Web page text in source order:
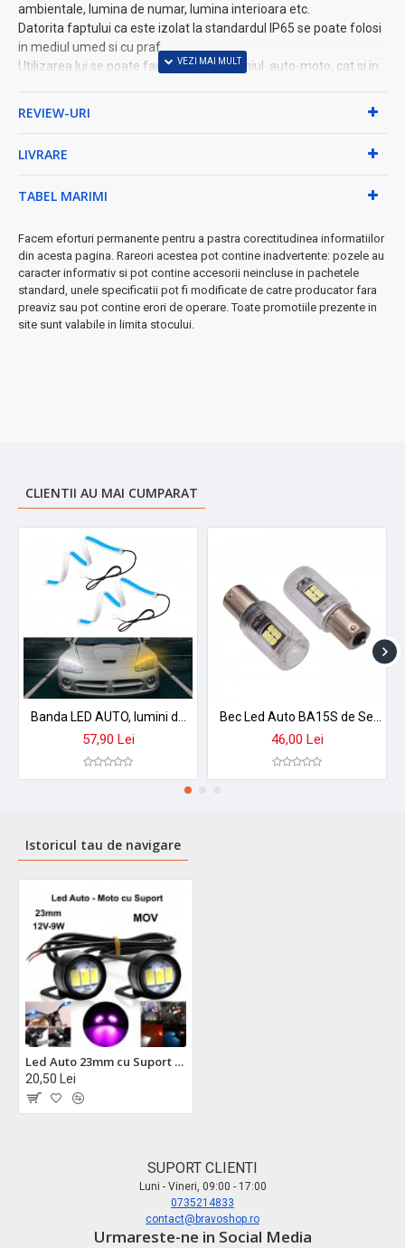
ambientale, lumina de numar, lumina interioara etc.
Datorita faptului ca este izolat la standardul IP65 se poate folosi
in mediul umed si cu praf.
Utilizarea lui se poate face atat in domeniul auto-moto, cat si in
Tensiune de alimentare: 12V
Diametru Ochi: 18 mm
Diametru Filet: 10 mm
Lungime Capilar: 20 mm
Lungime cablu: 500 mm (50 cm)
Culoare de lumina: Mov
Conținut pachet:
1 x Led Auto 23mm cu Suport/12V-9W, 2 Buc/Set.
REVIEW-URI
LIVRARE
TABEL MARIMI
Facem eforturi permanente pentru a pastra corectitudinea informatiilor
din acesta pagina. Rareori acestea pot contine inadvertente: pozele au
caracter informativ si pot contine accesorii neincluse in pachetele
standard, unele specificatii pot fi modificate de catre producator fara
preaviz sau pot contine erori de operare. Toate promotiile prezente in
site sunt valabile in limita stocului.
CLIENTII AU MAI CUMPARAT
57,90 Lei 46,00 Lei
Istoricul tau de navigare
Led Auto 23mm cu Suport / 12V - 9W / MOV, 2 Buc/Set
20,50 Lei
SUPORT CLIENTI
Luni - Vineri, 09:00 - 17:00
0735214833
contact@bravoshop.ro
Urmareste-ne in Social Media